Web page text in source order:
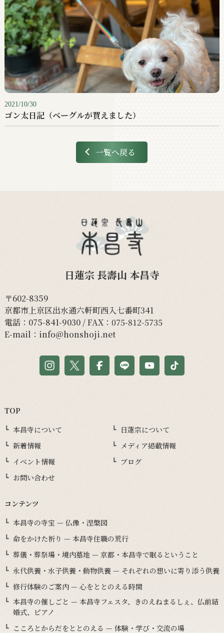
2021/10/30
ゴン太日記（ベーグルが買えました）
一覧へ戻る
日蓮宗 長壽山 本昌寺
〒602-8359
京都市上京区出水通六軒町西入七番町341
電話： 075-841-9030/ FAX：075-812-5735
E-mail： info@honshoji.net
TOP
本昌寺について
日蓮宗について
新着情報
メディア掲載情報
イベント情報
ブログ
お問い合わせ
コンテンツ
本昌寺の寺宝 — 仏像・涅槃図
命をかけた祈り — 本昌寺住職の荒行
葬儀・葬祭場・境内墓地 — 京都・本昌寺で眠るということ
永代供養・水子供養・動物供養 — それぞれの想いに寄り添う供養
修行体験のご案内 — 心をととのえる時間
本昌寺の催しごと — 本昌寺フェスタ、きのえねまるしぇ、仏前結
婚式、ピアノ
こころとからだをととのえる — 体験・学び・交流の場